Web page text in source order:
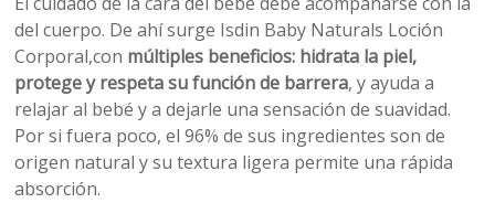
del cuerpo. De ahí surge Isdin Baby Naturals Loción
Corporal,con múltiples beneficios: hidrata la piel,
protege y respeta su función de barrera, y ayuda a
relajar al bebé y a dejarle una sensación de suavidad.
Por si fuera poco, el 96% de sus ingredientes son de
origen natural y su textura ligera permite una rápida
absorción.